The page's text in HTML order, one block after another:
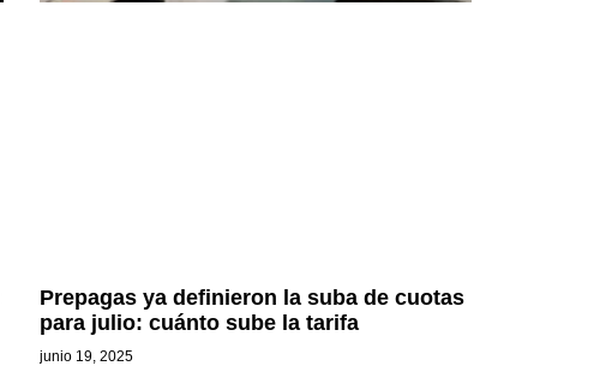
Prepagas ya definieron la suba de cuotas
para julio: cuánto sube la tarifa
junio 19, 2025